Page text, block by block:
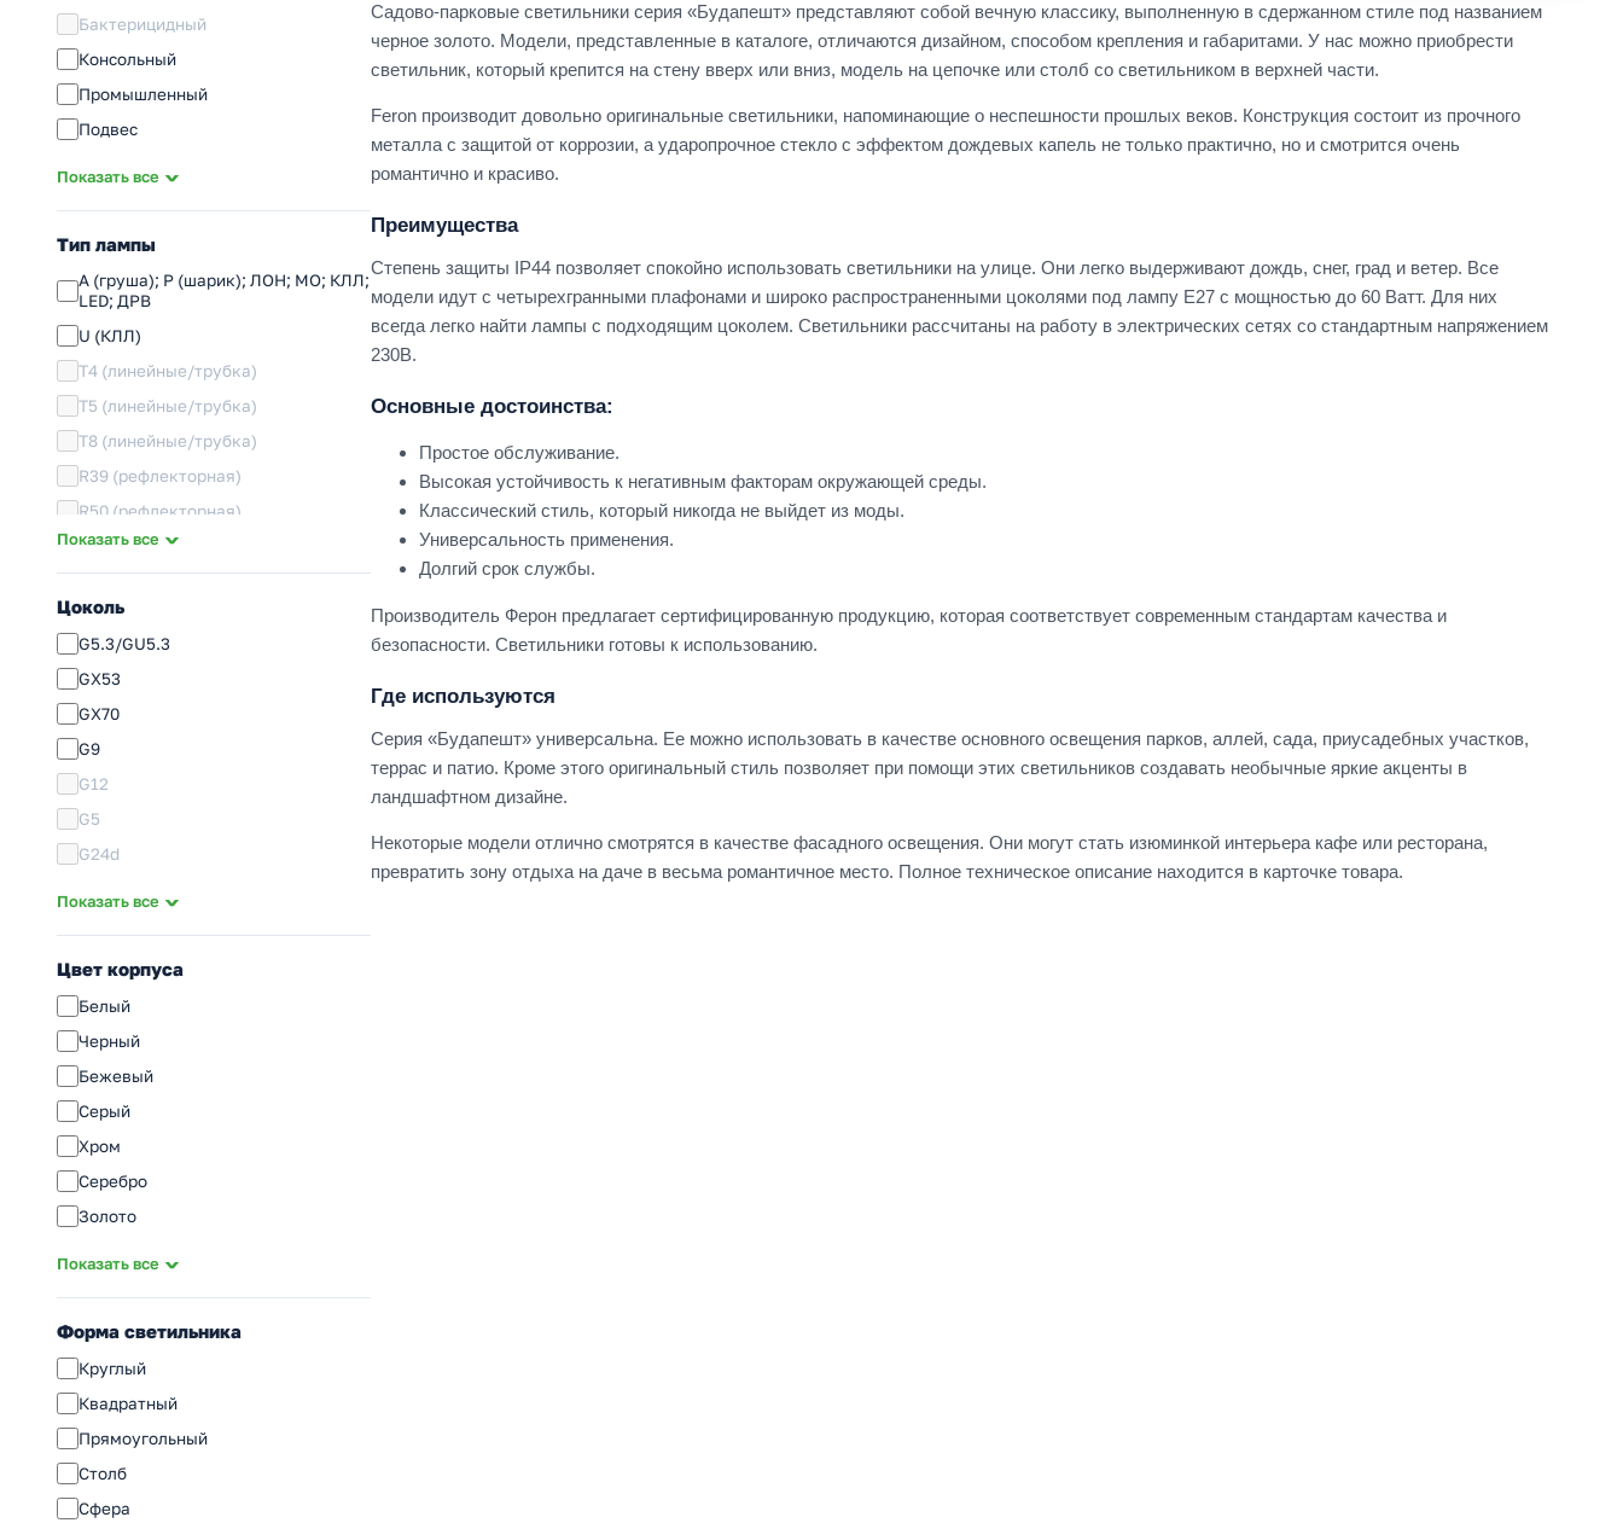
Бактерицидный
Консольный
Промышленный
Подвес
Сигнальный
Аксессуары
Показать все
Тип лампы
A (груша); P (шарик); ЛОН; МО; КЛЛ;
LED; ДРВ
U (КЛЛ)
T4 (линейные/трубка)
T5 (линейные/трубка)
T8 (линейные/трубка)
R39 (рефлекторная)
R50 (рефлекторная)
R63 (рефлекторная)
R80 (рефлекторная)
MR16 (с отражателем)
MR11 (с отражателем)
GX53/GX70 (таблетка)
JСD (капсула)
ДРЛ/ИУС (ртутная лампа)
ДНАТ (натриевая лампа); ДРИ/МГЛ
(металлогалогенная лампа)
Светодиоды (LED)
Показать все
Цоколь
G5.3/GU5.3
GX53
GX70
G9
G12
G5
G24d
Показать все
Цвет корпуса
Белый
Черный
Бежевый
Серый
Хром
Серебро
Золото
Показать все
Форма светильника
Круглый
Квадратный
Прямоугольный
Столб
Сфера
Садово-парковые светильники серия «Будапешт» представляют собой вечную классику, выполненную в сдержанном стиле под названием
черное золото. Модели, представленные в каталоге, отличаются дизайном, способом крепления и габаритами. У нас можно приобрести
светильник, который крепится на стену вверх или вниз, модель на цепочке или столб со светильником в верхней части.
Feron производит довольно оригинальные светильники, напоминающие о неспешности прошлых веков. Конструкция состоит из прочного
металла с защитой от коррозии, а ударопрочное стекло с эффектом дождевых капель не только практично, но и смотрится очень
романтично и красиво.
Преимущества
Степень защиты IP44 позволяет спокойно использовать светильники на улице. Они легко выдерживают дождь, снег, град и ветер. Все
модели идут с четырехгранными плафонами и широко распространенными цоколями под лампу E27 с мощностью до 60 Ватт. Для них
всегда легко найти лампы с подходящим цоколем. Светильники рассчитаны на работу в электрических сетях со стандартным напряжением
230В.
Основные достоинства:
Простое обслуживание.
Высокая устойчивость к негативным факторам окружающей среды.
Классический стиль, который никогда не выйдет из моды.
Универсальность применения.
Долгий срок службы.
Производитель Ферон предлагает сертифицированную продукцию, которая соответствует современным стандартам качества и
безопасности. Светильники готовы к использованию.
Где используются
Серия «Будапешт» универсальна. Ее можно использовать в качестве основного освещения парков, аллей, сада, приусадебных участков,
террас и патио. Кроме этого оригинальный стиль позволяет при помощи этих светильников создавать необычные яркие акценты в
ландшафтном дизайне.
Некоторые модели отлично смотрятся в качестве фасадного освещения. Они могут стать изюминкой интерьера кафе или ресторана,
превратить зону отдыха на даче в весьма романтичное место. Полное техническое описание находится в карточке товара.